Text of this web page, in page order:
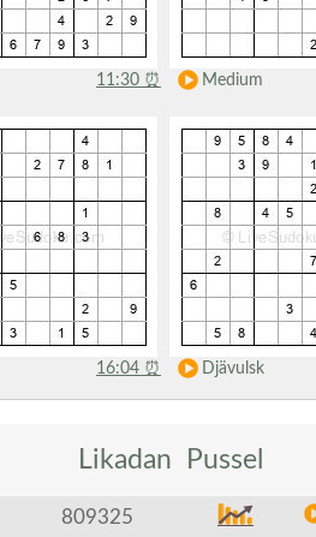
11:30 ⏰ Medium
16:04 ⏰ Djävulsk
Likadan Pussel
809325